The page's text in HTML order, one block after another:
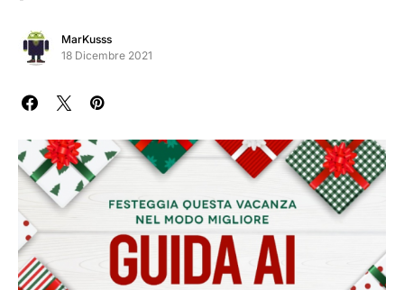
MarKusss
18 Dicembre 2021